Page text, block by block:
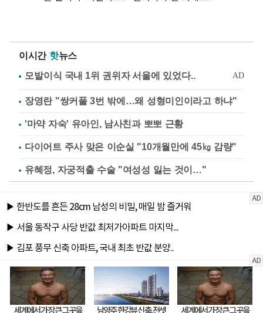
이시간 핫뉴스
장영란 "쌍커풀 3번 밖에…왜 성형미인이라고 하냐"
'마약 자숙' 유아인, 남사친과 뽀뽀 근황
다이어트 주사 맞은 이순실 "10개월만에 45㎏ 감량"
유혜정, 자궁적출 수술 "여성성 잃는 것이…"